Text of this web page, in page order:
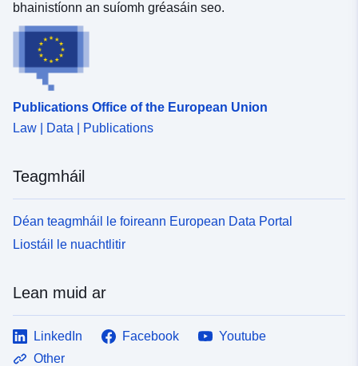
bhainistíonn an suíomh gréasáin seo.
Publications Office of the European Union
Law | Data | Publications
Teagmháil
Déan teagmháil le foireann European Data Portal
Liostáil le nuachtlitir
Lean muid ar
LinkedIn Facebook
Youtube
Other